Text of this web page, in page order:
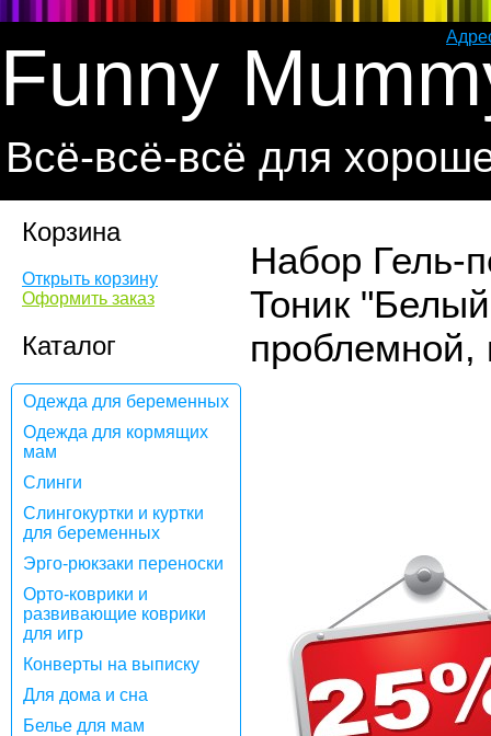
Funny
Всё-всё-всё для
Корзина
Открыть корзину
Оформить заказ
Каталог
Одежда для беременных
Одежда для кормящих
мам
Слинги
Слингокуртки и куртки
для беременных
Эрго-рюкзаки переноски
Орто-коврики и
развивающие коврики
для игр
Конверты на выписку
Для дома и сна
Белье для мам
Набор Гель-
Тоник
проблемной,